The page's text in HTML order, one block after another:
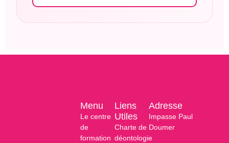
Liens
Utiles
Charte de
déontologie
Menu
Le centre
de
formation
Adresse
Impasse Paul
Doumer